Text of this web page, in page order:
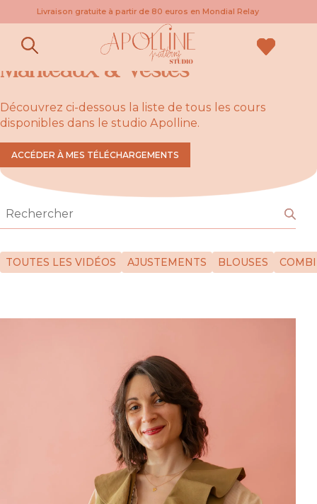
Livraison gratuite à partir de 80 euros en Mondial Relay
Manteaux & Vestes
Découvrez ci-dessous la liste de tous les cours
disponibles dans le studio Apolline.
ACCÉDER À MES TÉLÉCHARGEMENTS
TOUTES LES VIDÉOS AJUSTEMENTS BLOUSES